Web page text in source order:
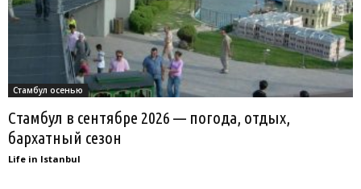
Стамбул осенью
Стамбул в сентябре 2026 — погода, отдых,
бархатный сезон
Life in Istanbul